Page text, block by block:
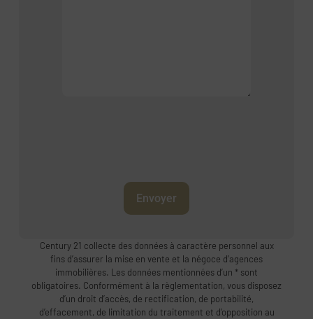
Envoyer
Century 21 collecte des données à caractère personnel aux
fins d’assurer la mise en vente et la négoce d’agences
immobilières. Les données mentionnées d’un * sont
obligatoires. Conformément à la règlementation, vous disposez
d’un droit d’accès, de rectification, de portabilité,
d’effacement, de limitation du traitement et d’opposition au